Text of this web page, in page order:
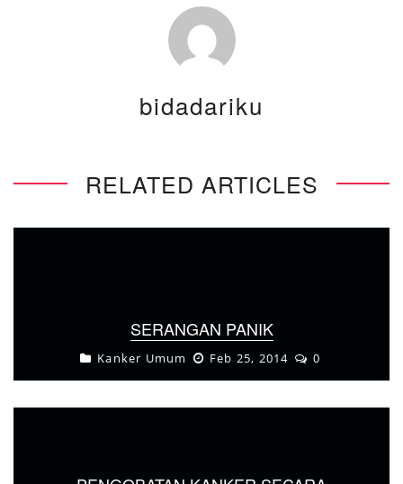
bidadariku
RELATED ARTICLES
SERANGAN PANIK
Kanker Umum Feb 25, 2014 0